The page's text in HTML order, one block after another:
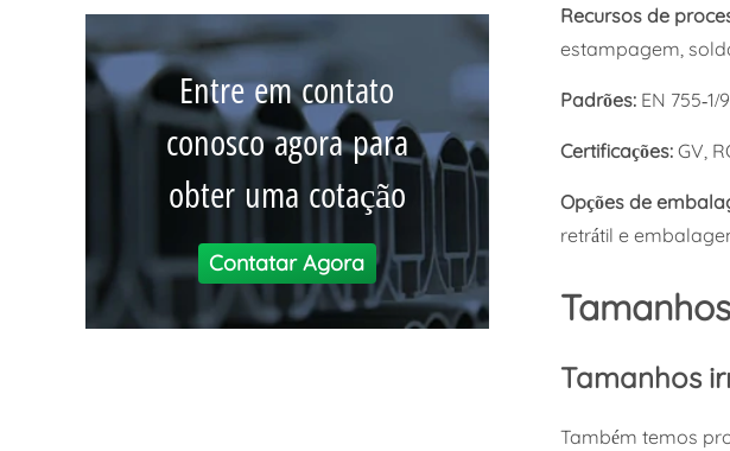
Recursos de
estampagem,
Padrões:EN 755-1/
Certificações: GV,
Opções de
retrátil e
Tamanhos
Também temos
Entre em contato
conosco agora para
obter uma cotação
Contatar Agora